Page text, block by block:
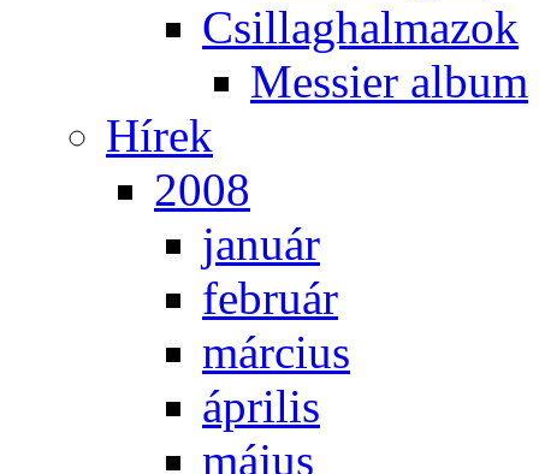
Csil­lag­hal­ma­zok
Mes­si­er al­bum
Hí­rek
2008
ja­nu­ár
feb­ru­ár
már­ci­us
áp­ri­lis
má­jus